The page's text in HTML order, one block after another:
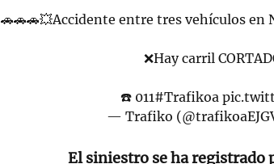
🚗🚗🚗💥Accidente entre tres vehículos
❌Hay carril
☎️ 011#Trafikoa
— Trafiko
El siniestro se ha registrado